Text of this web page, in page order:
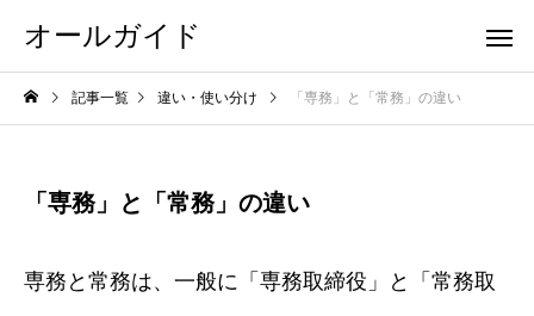
オールガイド
記事一覧 違い・使い分け 「専務」と「常務」の違い
「専務」と「常務」の違い
専務と常務は、一般に「専務取締役」と「常務取